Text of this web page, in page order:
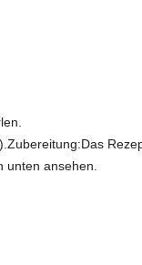
unten ansehen.